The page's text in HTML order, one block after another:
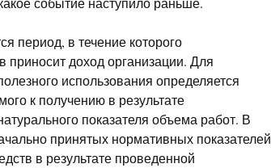
период, в течение которого
приносит доход организации. Для
использования определяется
к получению в результате
показателя объема работ. В
принятых нормативных показателей
в результате проведенной